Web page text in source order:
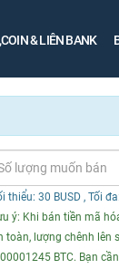
& LIÊN BANK
thiểu: 30 BUSD , Tối
ý: Khi bán tiền mã
toàn, lượng chênh lên
BTC. Bạn